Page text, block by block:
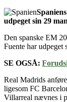
udpeget sin 29
Den spanske EM
Fuente har udpeget
SE OGSÅ:
Real Madrids
ligesom FC
Villarreal nævnes i